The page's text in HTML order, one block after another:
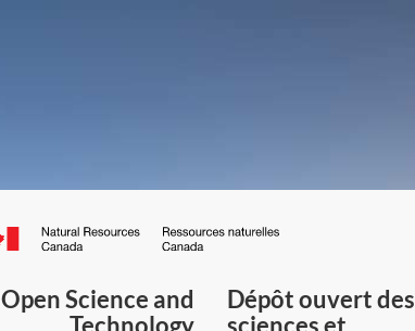
du
Open Science and
Dépôt ouvert des